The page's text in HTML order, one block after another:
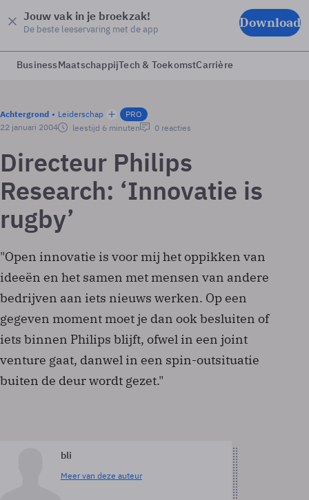
Jouw vak in je broekzak!
De beste leeservaring met de app Download
BusinessMaatschappijTech & ToekomstCarrière
Achtergrond Leiderschap
PRO
22 januari 2004
leestijd 6 minuten 0 reacties
Directeur Philips
Research: ‘Innovatie is
rugby’
"Open innovatie is voor mij het oppikken van
ideeën en het samen met mensen van andere
bedrijven aan iets nieuws werken. Op een
gegeven moment moet je dan ook besluiten of
iets binnen Philips blijft, ofwel in een joint
venture gaat, danwel in een spin-outsituatie
buiten de deur wordt gezet."
bli
Meer van deze auteur